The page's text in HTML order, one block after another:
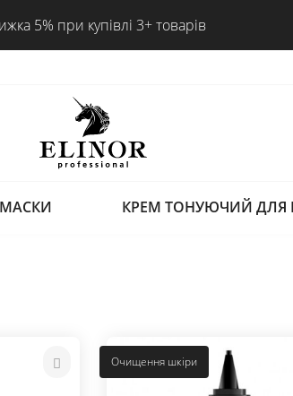
МАСКИ КРЕМ ТОНУЮЧИЙ ДЛЯ
Подарункові сертифікати
Очищення шкіри